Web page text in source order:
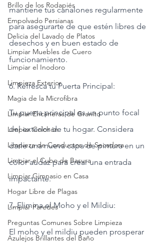
Brillo de los Rodapiés
Empolvado Persianas
Delicia del Lavado de Platos
Limpiar Muebles de Cuero
Limpiar el Inodoro
Limpieza Exterior
Magia de la Microfibra
Limpiar Encimeras de Granito
Limpiar Colchón
Limpieza de Conductos de Secadora
Limpiar el Cubo de Basura
Limpiar Gimnasio en Casa
Hogar Libre de Plagas
Limpiar Paredes
Preguntas Comunes Sobre Limpieza
Azulejos Brillantes del Baño
mantiene tus canalones regularmente
para asegurarte de que estén libres de
desechos y en buen estado de
funcionamiento.
6. Refresca tu Puerta Principal:
Tu puerta principal es un punto focal
del exterior de tu hogar. Considera
darle una nueva capa de pintura en un
color audaz para crear una entrada
impactante.
7. Elimina el Moho y el Mildiu:
El moho y el mildiu pueden prosperar